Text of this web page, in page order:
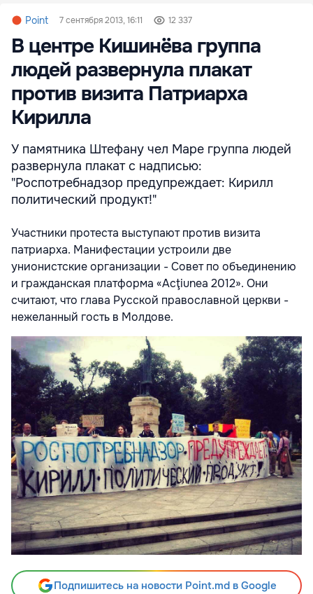
Point 7 сентября 2013, 16:11 12 337
В центре Кишинёва группа
людей развернула плакат
против визита Патриарха
Кирилла
У памятника Штефану чел Маре группа людей
развернула плакат с надписью:
"Роспотребнадзор предупреждает: Кирилл
политический продукт!"
Участники протеста выступают против визита
патриарха. Манифестации устроили две
унионистские организации - Совет по объединению
и гражданская платформа «Acţiunea 2012». Они
считают, что глава Русской православной церкви -
нежеланный гость в Молдове.
Подпишитесь на новости Point.md в Google